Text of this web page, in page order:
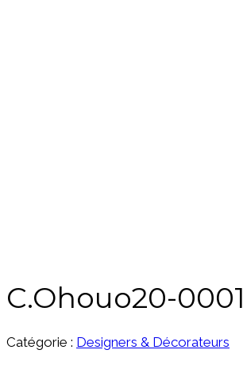
C.Ohouo20-0001
Catégorie : Designers & Décorateurs